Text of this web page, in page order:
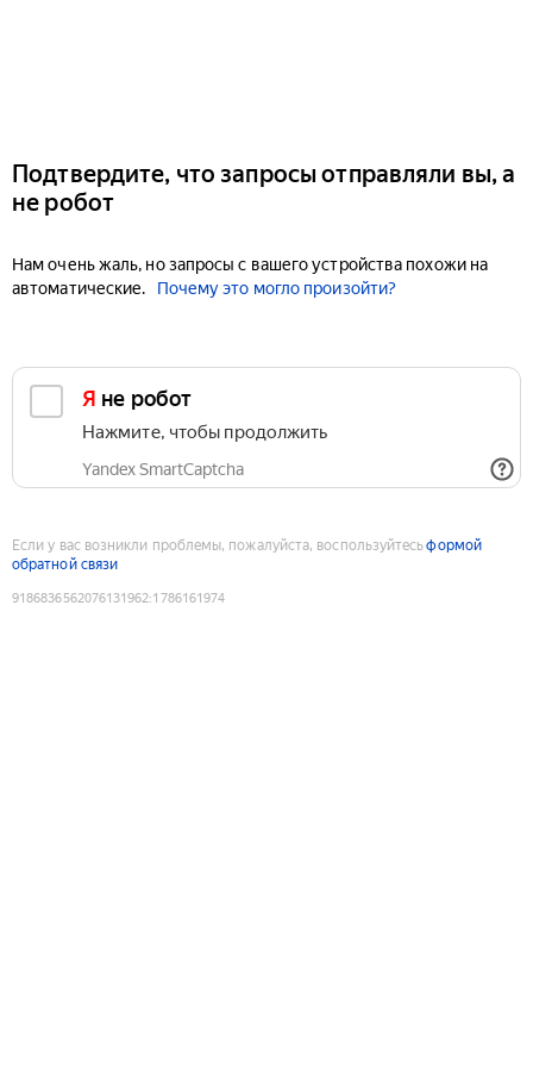
Подтвердите, что запросы отправляли вы, а
не робот
Нам очень жаль, но запросы с вашего устройства похожи на
автоматические.
Почему это могло произойти?
Я не робот
Нажмите, чтобы продолжить
Yandex SmartCaptcha
Если у вас возникли проблемы, пожалуйста, воспользуйтесьформой
обратной связи
9186836562076131962:1786161974